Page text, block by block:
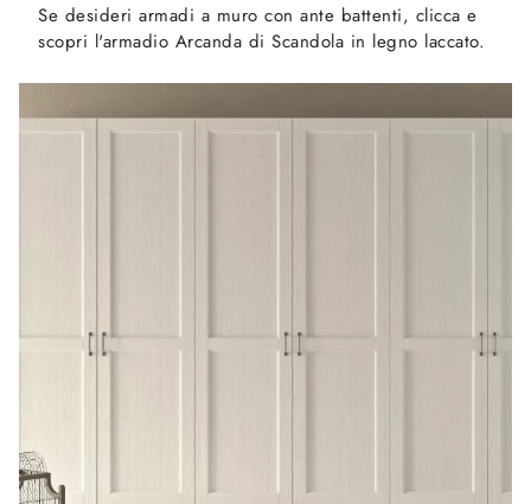
Se desideri armadi a muro con ante battenti, clicca e
scopri l'armadio Arcanda di Scandola in legno laccato.